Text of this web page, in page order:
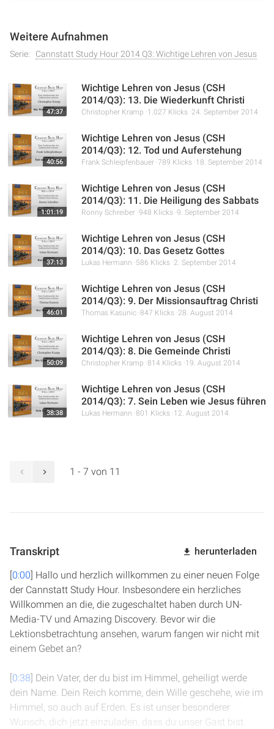
Weitere Aufnahmen
Serie: Cannstatt Study Hour 2014 Q3: Wichtige Lehren von Jesus
47:37
Wichtige Lehren von Jesus (CSH
2014/Q3): 13. Die Wiederkunft Christi
Christopher Kramp 1.027 Klicks 24. September 2014
40:56
Wichtige Lehren von Jesus (CSH
2014/Q3): 12. Tod und Auferstehung
Frank Schleipfenbauer 789 Klicks 18. September 2014
1:01:19
Wichtige Lehren von Jesus (CSH
2014/Q3): 11. Die Heiligung des Sabbats
Ronny Schreiber 948 Klicks 9. September 2014
37:13
Wichtige Lehren von Jesus (CSH
2014/Q3): 10. Das Gesetz Gottes
Lukas Hermann 586 Klicks 2. September 2014
46:01
Wichtige Lehren von Jesus (CSH
2014/Q3): 9. Der Missionsauftrag Christi
Thomas Kasunic 847 Klicks 28. August 2014
50:09
Wichtige Lehren von Jesus (CSH
2014/Q3): 8. Die Gemeinde Christi
Christopher Kramp 814 Klicks 19. August 2014
38:38
Wichtige Lehren von Jesus (CSH
2014/Q3): 7. Sein Leben wie Jesus führen
Lukas Hermann 801 Klicks 12. August 2014
1 - 7 von 11
Transkript herunterladen
[0:00] Hallo und herzlich willkommen zu einer neuen Folge
der Cannstatt Study Hour. Insbesondere ein herzliches
Willkommen an die, die zugeschaltet haben durch UN-
Media-TV und Amazing Discovery. Bevor wir die
Lektionsbetrachtung ansehen, warum fangen wir nicht mit
einem Gebet an?
[0:38] Dein Vater, der du bist im Himmel, geheiligt werde
dein Name. Dein Reich komme, dein Wille geschehe, wie im
Himmel, so auch auf Erden. Es ist unser besonderer
Wunsch, dich jetzt einzuladen, dass du unser Gast bist.